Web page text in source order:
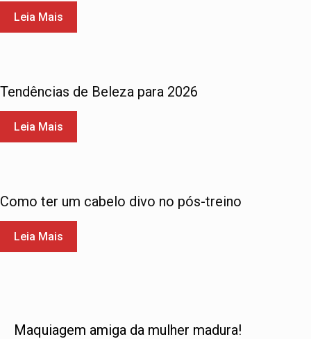
Leia Mais
Tendências de Beleza para 2026
Leia Mais
Como ter um cabelo divo no pós-treino
Leia Mais
Maquiagem amiga da mulher madura!